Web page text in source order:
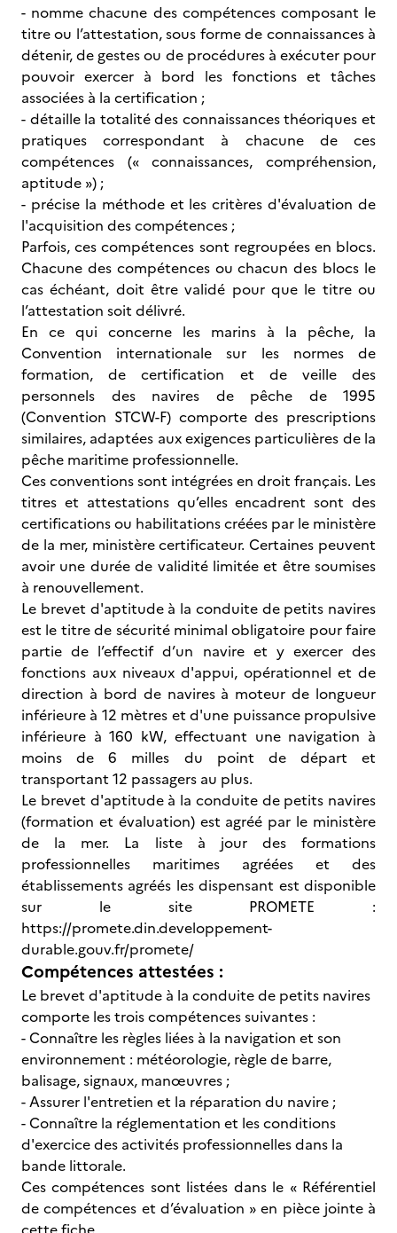
- nomme chacune des compétences composant le
titre ou l’attestation, sous forme de connaissances à
détenir, de gestes ou de procédures à exécuter pour
pouvoir exercer à bord les fonctions et tâches
associées à la certification ;
- détaille la totalité des connaissances théoriques et
pratiques correspondant à chacune de ces
compétences (« connaissances, compréhension,
aptitude ») ;
- précise la méthode et les critères d'évaluation de
l'acquisition des compétences ;
Parfois, ces compétences sont regroupées en blocs.
Chacune des compétences ou chacun des blocs le
cas échéant, doit être validé pour que le titre ou
l’attestation soit délivré.
En ce qui concerne les marins à la pêche, la
Convention internationale sur les normes de
formation, de certification et de veille des
personnels des navires de pêche de 1995
(Convention STCW-F) comporte des prescriptions
similaires, adaptées aux exigences particulières de la
pêche maritime professionnelle.
Ces conventions sont intégrées en droit français. Les
titres et attestations qu’elles encadrent sont des
certifications ou habilitations créées par le ministère
de la mer, ministère certificateur. Certaines peuvent
avoir une durée de validité limitée et être soumises
à renouvellement.
Le brevet d'aptitude à la conduite de petits navires
est le titre de sécurité minimal obligatoire pour faire
partie de l’effectif d’un navire et y exercer des
fonctions aux niveaux d'appui, opérationnel et de
direction à bord de navires à moteur de longueur
inférieure à 12 mètres et d'une puissance propulsive
inférieure à 160 kW, effectuant une navigation à
moins de 6 milles du point de départ et
transportant 12 passagers au plus.
Le brevet d'aptitude à la conduite de petits navires
(formation et évaluation) est agréé par le ministère
de la mer. La liste à jour des formations
professionnelles maritimes agréées et des
établissements agréés les dispensant est disponible
sur le site PROMETE :
https://promete.din.developpement-
durable.gouv.fr/promete/
Compétences attestées :
Le brevet d'aptitude à la conduite de petits navires
comporte les trois compétences suivantes :
- Connaître les règles liées à la navigation et son
environnement : météorologie, règle de barre,
balisage, signaux, manœuvres ;
- Assurer l'entretien et la réparation du navire ;
- Connaître la réglementation et les conditions
d'exercice des activités professionnelles dans la
bande littorale.
Ces compétences sont listées dans le « Référentiel
de compétences et d’évaluation » en pièce jointe à